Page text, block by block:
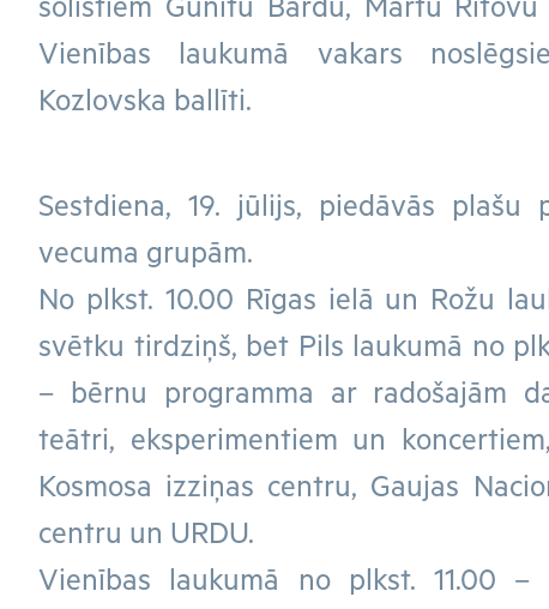
solistiem Gunitu Bārdu, Martu Ritovu
Vienības laukumā vakars
Kozlovska ballīti.
Sestdiena, 19. jūlijs, piedāvās plašu
vecuma grupām.
No plkst. 10.00 Rīgas ielā un Rožu
svētku tirdziņš, bet Pils laukumā no
– bērnu programma ar radošajām
teātri, eksperimentiem un
Kosmosa izziņas centru, Gaujas
centru un URDU.
Vienības laukumā no plkst. 11.00 –